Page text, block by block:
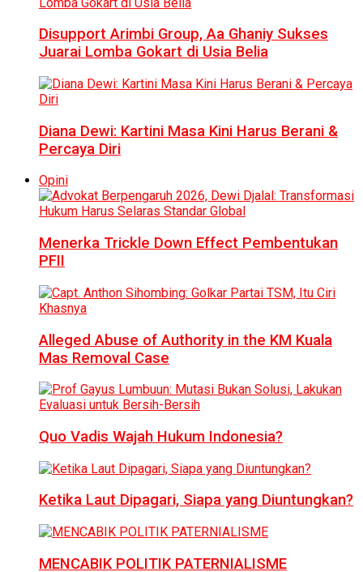
Disupport Arimbi Group, Aa Ghaniy Sukses
Juarai Lomba Gokart di Usia Belia
Diana Dewi: Kartini Masa Kini Harus Berani &
Percaya Diri
Opini
Menerka Trickle Down Effect Pembentukan
PFII
Alleged Abuse of Authority in the KM Kuala
Mas Removal Case
Quo Vadis Wajah Hukum Indonesia?
Ketika Laut Dipagari, Siapa yang Diuntungkan?
MENCABIK POLITIK PATERNIALISME